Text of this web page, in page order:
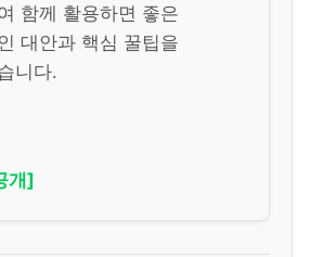
함께 활용하면 좋은
대안과 핵심 꿀팁을
니다.
개]